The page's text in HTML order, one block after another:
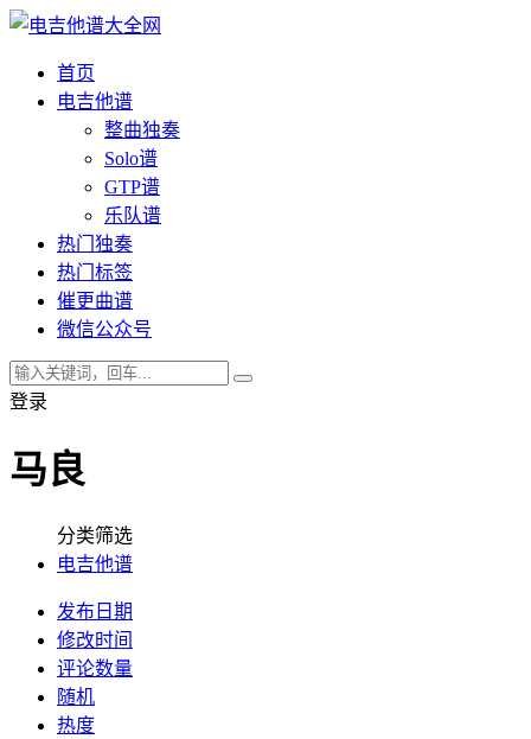
首页
电吉他谱
整曲独奏
Solo谱
GTP谱
乐队谱
热门独奏
热门标签
催更曲谱
微信公众号
登录
马良
分类筛选
电吉他谱
发布日期
修改时间
评论数量
随机
热度